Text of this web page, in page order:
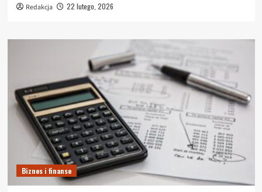
Redakcja 22 lutego, 2026
Biznes i finanse